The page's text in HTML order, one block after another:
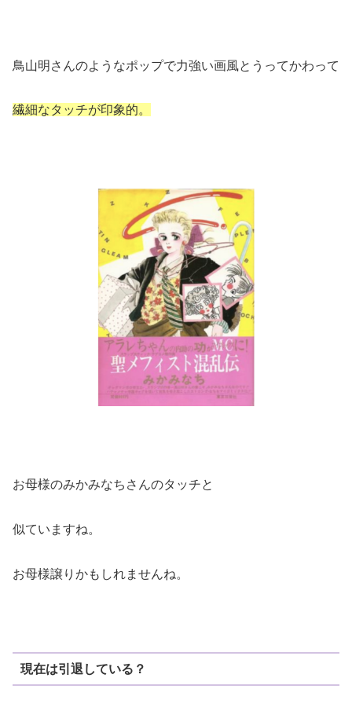
鳥山明さんのようなポップで力強い画風とうってかわって
繊細なタッチが印象的。
お母様のみかみなちさんのタッチと
似ていますね。
お母様譲りかもしれませんね。
現在は引退している？